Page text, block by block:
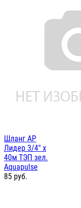
Шланг AP
Лидер 3/4" х
40м ТЭП зел.
Aquapulse
85 руб.